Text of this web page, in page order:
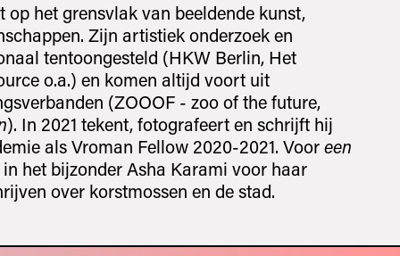
op het grensvlak van beeldende kunst,
Zijn artistiek onderzoek en
tentoongesteld (HKW Berlin, Het
o.a.) en komen altijd voort uit
(ZOOOF - zoo of the future,
). In 2021 tekent, fotografeert en schrijft hij
als Vroman Fellow 2020-2021. Vooreen
het bijzonder Asha Karami voor haar
over korstmossen en de stad.